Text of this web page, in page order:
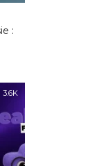
:
3.6K